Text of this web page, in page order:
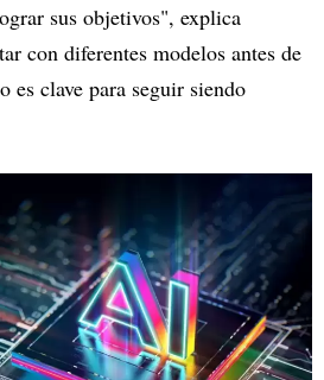
sus objetivos", explica
con diferentes modelos antes de
es clave para seguir siendo